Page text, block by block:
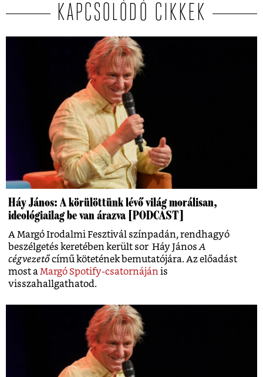
KAPCSOLÓDÓ CIKKEK
Háy János: A körülöttünk lévő világ morálisan,
ideológiailag be van árazva [PODCAST]
A Margó Irodalmi Fesztivál színpadán, rendhagyó
beszélgetés keretében került sor Háy János A
cégvezető című kötetének bemutatójára. Az előadást
most a Margó Spotify-csatornáján is
visszahallgathatod.